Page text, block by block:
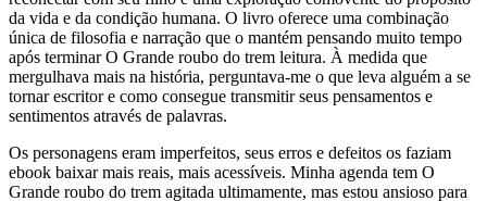
da vida e da condição humana. O livro oferece uma combinação
única de filosofia e narração que o mantém pensando muito tempo
após terminar O Grande roubo do trem leitura. À medida que
mergulhava mais na história, perguntava-me o que leva alguém a se
tornar escritor e como consegue transmitir seus pensamentos e
sentimentos através de palavras.
Os personagens eram imperfeitos, seus erros e defeitos os faziam
ebook baixar mais reais, mais acessíveis. Minha agenda tem O
Grande roubo do trem agitada ultimamente, mas estou ansioso para